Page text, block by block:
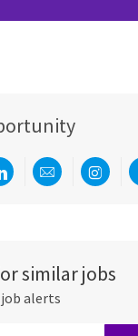
twittervia LinkedIn
Share viaShare
similar jobs
alerts